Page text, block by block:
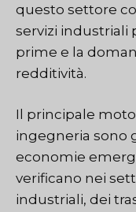
questo settore
servizi industriali
prime e la
redditività.
Il principale
ingegneria sono
economie
verificano nei
industriali, dei